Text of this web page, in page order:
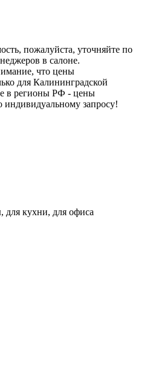
пожалуйста, уточняйте по
в салоне.
что цены
для Калининградской
в регионы РФ - цены
индивидуальному запросу!
для кухни, для офиса